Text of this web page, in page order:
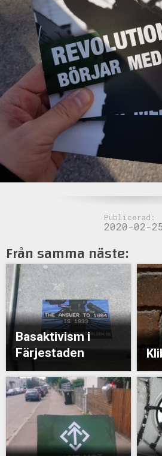
Publicerad:
2020-02-25
Från samma näste:
Basaktivism i
Färjestaden